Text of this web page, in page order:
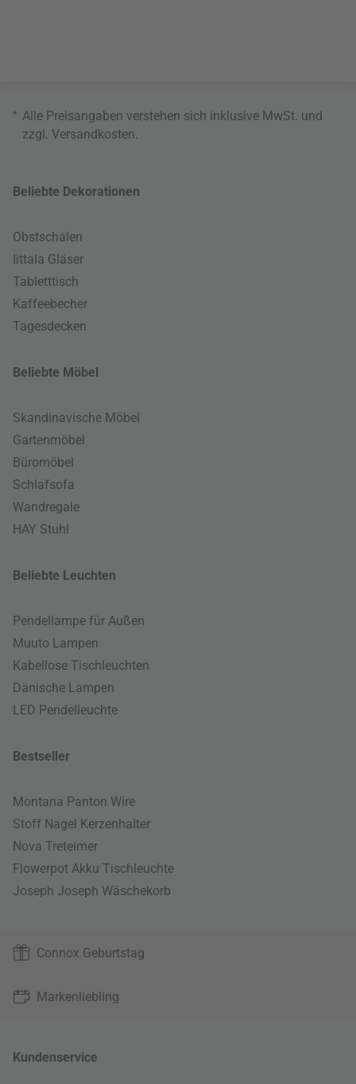
* Alle Preisangaben verstehen sich inklusive MwSt. und
zzgl. Versandkosten
Beliebte Dekorationen
Obstschalen
Iittala Gläser
Tabletttisch
Kaffeebecher
Tagesdecken
Beliebte Möbel
Skandinavische Möbel
Gartenmöbel
Büromöbel
Schlafsofa
Wandregale
HAY Stuhl
Beliebte Leuchten
Pendellampe für Außen
Muuto Lampen
Kabellose Tischleuchten
Dänische Lampen
LED Pendelleuchte
Bestseller
Montana Panton Wire
Stoff Nagel Kerzenhalter
Nova Treteimer
Flowerpot Akku Tischleuchte
Joseph Joseph Wäschekorb
Connox Geburtstag
Markenliebling
Kundenservice